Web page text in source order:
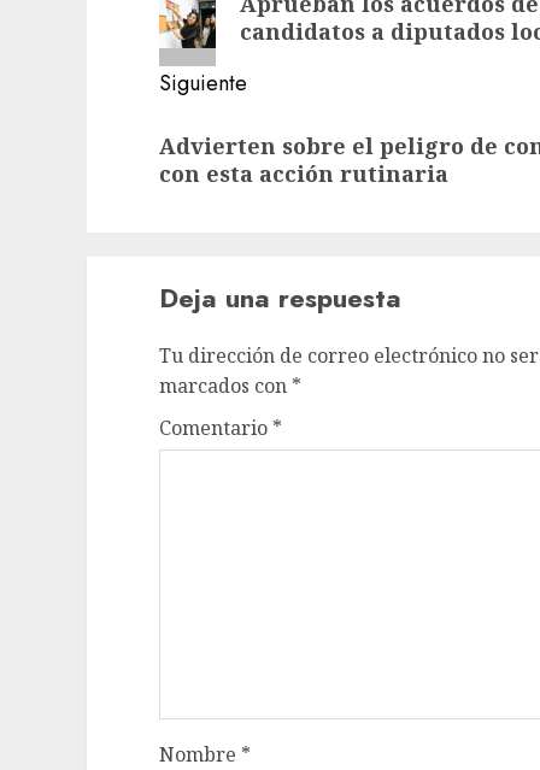
entradas
anterior:candidatos a diputados
Siguiente
entrada:
Advierten sobre el peligro de
con esta acción rutinaria
Deja una respuesta
Tu dirección de correo electrónico no
marcados con *
Comentario *
Nombre *